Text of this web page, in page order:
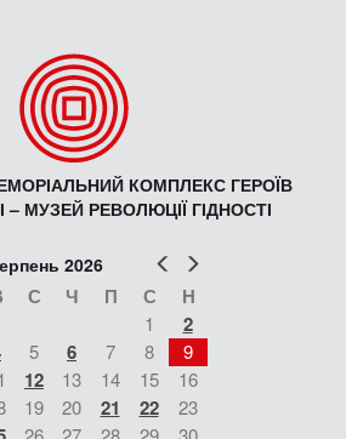
КОМПЛЕКС ГЕРОЇВ
– МУЗЕЙ РЕВОЛЮЦІЇ ГІДНОСТІ
Попер
2026
С Ч П С Н
1 2
5 6 7 8
9
12 13 14 15
16
19 20 21 22
23